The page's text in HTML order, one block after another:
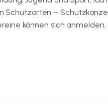
Schutzorten –
können sich